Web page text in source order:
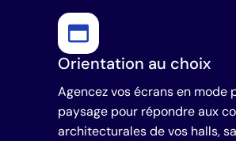
Orientation au choix
Agencez vos écrans en mode
paysage pour répondre aux
architecturales de vos halls,